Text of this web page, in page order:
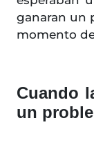
ganaran un
momento
Cuando
un